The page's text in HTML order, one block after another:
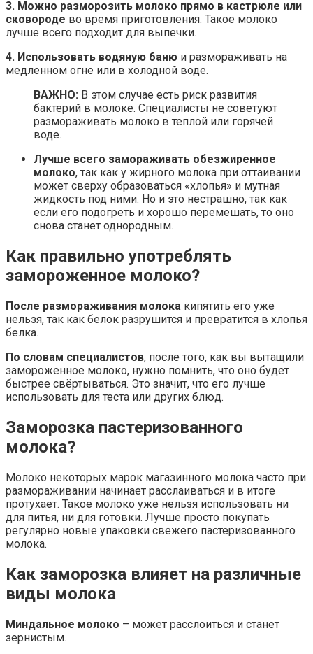
3. Можно разморозить молоко прямо в кастрюле или
сковороде во время приготовления. Такое молоко
лучше всего подходит для выпечки.
4. Использовать водяную баню и размораживать на
медленном огне или в холодной воде.
ВАЖНО: В этом случае есть риск развития
бактерий в молоке. Специалисты не советуют
размораживать молоко в теплой или горячей
воде.
Лучше всего замораживать обезжиренное
молоко, так как у жирного молока при оттаивании
может сверху образоваться «хлопья» и мутная
жидкость под ними. Но и это нестрашно, так как
если его подогреть и хорошо перемешать, то оно
снова станет однородным.
Как правильно употреблять
замороженное молоко?
После размораживания молока кипятить его уже
нельзя, так как белок разрушится и превратится в хлопья
белка.
По словам специалистов, после того, как вы вытащили
замороженное молоко, нужно помнить, что оно будет
быстрее свёртываться. Это значит, что его лучше
использовать для теста или других блюд.
Заморозка пастеризованного
молока?
Молоко некоторых марок магазинного молока часто при
размораживании начинает расслаиваться и в итоге
протухает. Такое молоко уже нельзя использовать ни
для питья, ни для готовки. Лучше просто покупать
регулярно новые упаковки свежего пастеризованного
молока.
Как заморозка влияет на различные
виды молока
Миндальное молоко – может расслоиться и станет
зернистым.